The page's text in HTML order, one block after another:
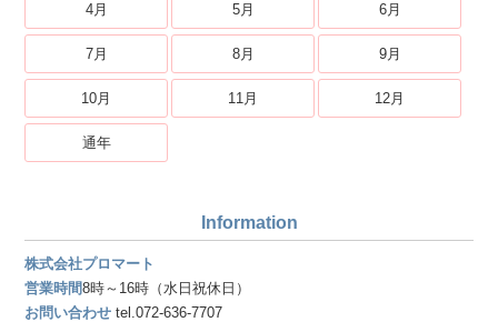
4月 5月 6月
7月 8月 9月
10月 11月 12月
通年
Information
株式会社プロマート
営業時間8時～16時（水日祝休日）
お問い合わせ tel.072-636-7707